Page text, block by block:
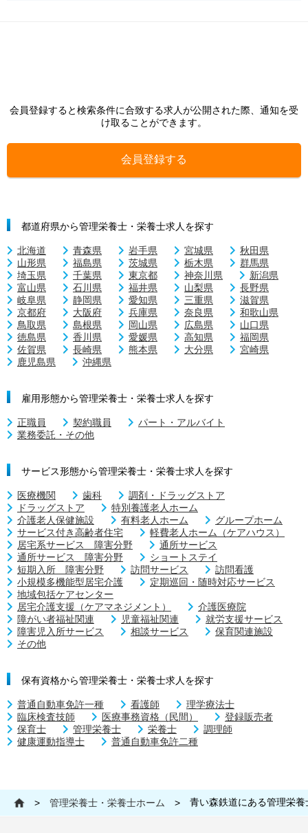
会員登録すると検索条件に合致する求人が公開された際、通知を受
け取ることができます。
会員登録する
都道府県から管理栄養士・栄養士求人を探す
北海道 青森県 岩手県 宮城県
秋田県
山形県
福島県 茨城県 栃木県
群馬県
埼玉県
千葉県 東京都 神奈川県
新潟県
富山県
石川県 福井県 山梨県
長野県
岐阜県
静岡県 愛知県 三重県
滋賀県
京都府
大阪府 兵庫県 奈良県
和歌山県
鳥取県
島根県 岡山県 広島県
山口県
徳島県
香川県 愛媛県 高知県
福岡県
佐賀県
長崎県 熊本県 大分県
宮崎県
鹿児島県
沖縄県
雇用形態から管理栄養士・栄養士求人を探す
正職員 契約職員
パート・アルバイト
業務委託・その他
サービス形態から管理栄養士・栄養士求人を探す
医療機関 歯科
調剤・ドラッグストア
ドラッグストア
特別養護老人ホーム
介護老人保健施設
有料老人ホーム
グループホーム
サービス付き高齢者住宅
軽費老人ホーム（ケアハウス）
居宅系サービス 障害分野
通所サービス
通所サービス 障害分野
ショートステイ
短期入所 障害分野
訪問サービス
訪問看護
小規模多機能型居宅介護
定期巡回・随時対応サービス
地域包括ケアセンター
居宅介護支援（ケアマネジメント）
介護医療院
障がい者福祉関連
児童福祉関連
就労支援サービス
障害児入所サービス
相談サービス
保育関連施設
その他
保有資格から管理栄養士・栄養士求人を探す
普通自動車免許一種 看護師
理学療法士
臨床検査技師
医療事務資格（民間）
登録販売者
保育士
管理栄養士 栄養士
調理師
健康運動指導士
普通自動車免許二種
> 管理栄養士・栄養士ホーム > 青い森鉄道にある管理栄